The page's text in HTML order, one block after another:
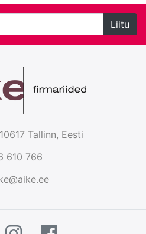
Liitu
Tallinn, Eesti
610 766